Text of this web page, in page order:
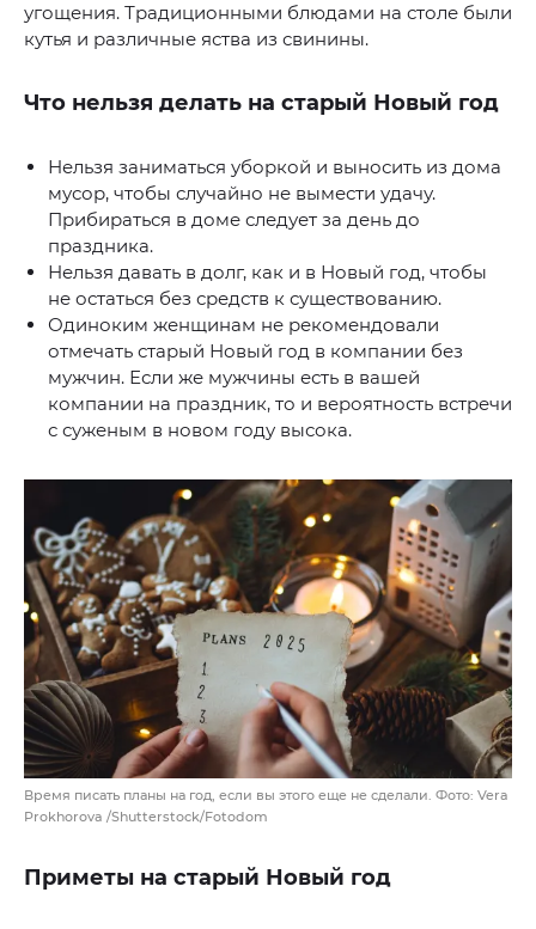
угощения. Традиционными блюдами на столе были
кутья и различные яства из свинины.
Что нельзя делать на старый Новый год
Нельзя заниматься уборкой и выносить из дома
мусор, чтобы случайно не вымести удачу.
Прибираться в доме следует за день до
праздника.
Нельзя давать в долг, как и в Новый год, чтобы
не остаться без средств к существованию.
Одиноким женщинам не рекомендовали
отмечать старый Новый год в компании без
мужчин. Если же мужчины есть в вашей
компании на праздник, то и вероятность встречи
с суженым в новом году высока.
Время писать планы на год, если вы этого еще не сделали. Фото: Vera
Prokhorova /Shutterstock/Fotodom
Приметы на старый Новый год